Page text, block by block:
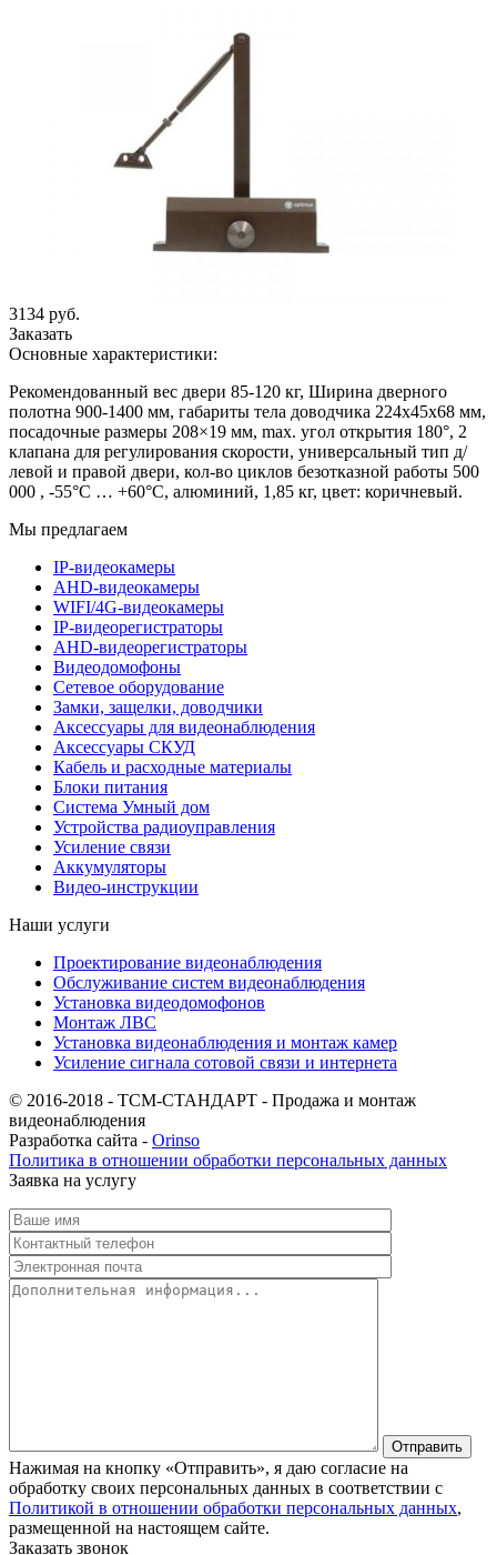
3134 руб.
Заказать
Основные характеристики:
Рекомендованный вес двери 85-120 кг, Ширина дверного
полотна 900-1400 мм, габариты тела доводчика 224x45x68 мм,
посадочные размеры 208×19 мм, max. угол открытия 180°, 2
клапана для регулирования скорости, универсальный тип д/
левой и правой двери, кол-во циклов безотказной работы 500
000 , -55°С … +60°С, алюминий, 1,85 кг, цвет: коричневый.
Мы предлагаем
IP-видеокамеры
AHD-видеокамеры
WIFI/4G-видеокамеры
IP-видеорегистраторы
AHD-видеорегистраторы
Видеодомофоны
Сетевое оборудование
Замки, защелки, доводчики
Аксессуары для видеонаблюдения
Аксессуары СКУД
Кабель и расходные материалы
Блоки питания
Система Умный дом
Устройства радиоуправления
Усиление связи
Аккумуляторы
Видео-инструкции
Наши услуги
Проектирование видеонаблюдения
Обслуживание систем видеонаблюдения
Установка видеодомофонов
Монтаж ЛВС
Установка видеонаблюдения и монтаж камер
Усиление сигнала сотовой связи и интернета
© 2016-2018 - ТСМ-СТАНДАРТ - Продажа и монтаж
видеонаблюдения
Разработка сайта - Orinso
Политика в отношении обработки персональных данных
Заявка на услугу
Нажимая на кнопку «Отправить», я даю согласие на
обработку своих персональных данных в соответствии с
Политикой в отношении обработки персональных данных,
размещенной на настоящем сайте.
Заказать звонок